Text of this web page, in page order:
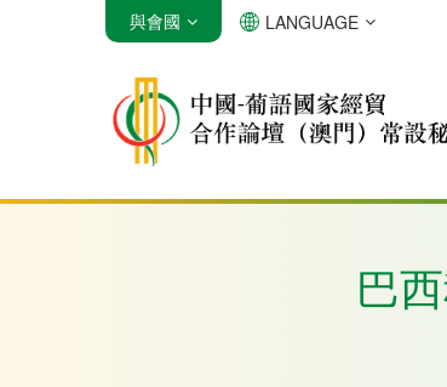
安哥拉 巴西
與會國 LANGUAGE
巴